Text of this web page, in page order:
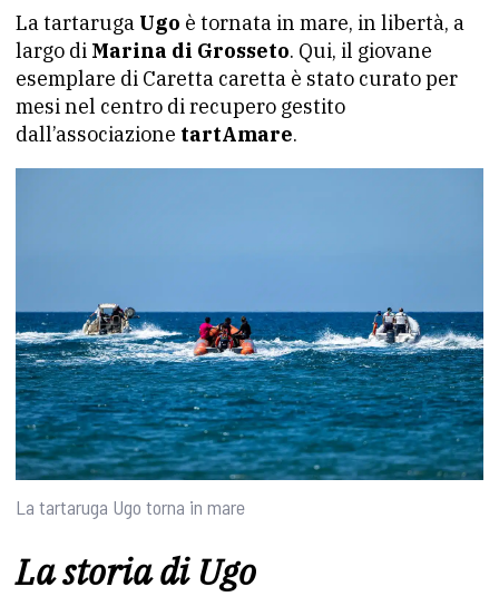
La tartaruga Ugo è tornata in mare, in libertà, a
largo di Marina di Grosseto. Qui, il giovane
esemplare di Caretta caretta è stato curato per
mesi nel centro di recupero gestito
dall’associazione tartAmare.
La tartaruga Ugo torna in mare
La storia di Ugo